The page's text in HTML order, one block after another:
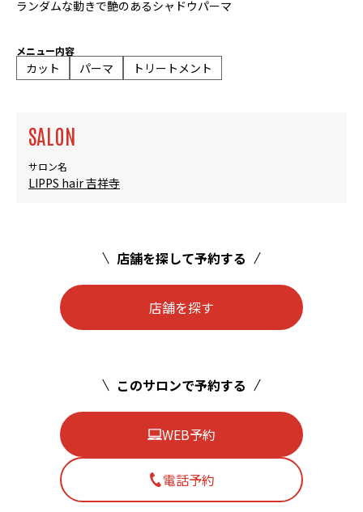
ランダムな動きで艶のあるシャドウパーマ
メニュー内容
カット パーマ トリートメント
SALON
サロン名
LIPPS hair 吉祥寺
店舗を探して予約する
店舗を探す
このサロンで予約する
WEB予約
電話予約